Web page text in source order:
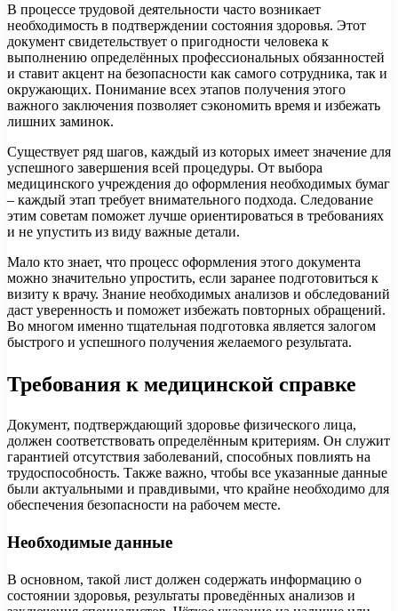
В процессе трудовой деятельности часто возникает
необходимость в подтверждении состояния здоровья. Этот
документ свидетельствует о пригодности человека к
выполнению определённых профессиональных обязанностей
и ставит акцент на безопасности как самого сотрудника, так и
окружающих. Понимание всех этапов получения этого
важного заключения позволяет сэкономить время и избежать
лишних заминок.
Существует ряд шагов, каждый из которых имеет значение для
успешного завершения всей процедуры. От выбора
медицинского учреждения до оформления необходимых бумаг
– каждый этап требует внимательного подхода. Следование
этим советам поможет лучше ориентироваться в требованиях
и не упустить из виду важные детали.
Мало кто знает, что процесс оформления этого документа
можно значительно упростить, если заранее подготовиться к
визиту к врачу. Знание необходимых анализов и обследований
даст уверенность и поможет избежать повторных обращений.
Во многом именно тщательная подготовка является залогом
быстрого и успешного получения желаемого результата.
Требования к медицинской справке
Документ, подтверждающий здоровье физического лица,
должен соответствовать определённым критериям. Он служит
гарантией отсутствия заболеваний, способных повлиять на
трудоспособность. Также важно, чтобы все указанные данные
были актуальными и правдивыми, что крайне необходимо для
обеспечения безопасности на рабочем месте.
Необходимые данные
В основном, такой лист должен содержать информацию о
состоянии здоровья, результаты проведённых анализов и